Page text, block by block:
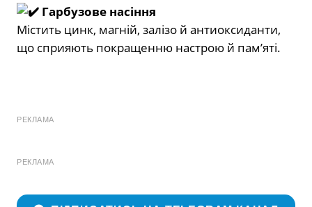
Гарбузове насіння
Містить цинк, магній, залізо й антиоксиданти,
що сприяють покращенню настрою й пам’яті.
РЕКЛАМА
РЕКЛАМА